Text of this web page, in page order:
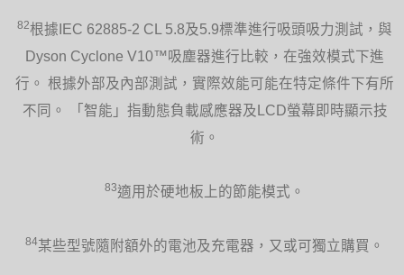
82根據IEC 62885-2 CL 5.8及5.9標準進行吸頭吸力測試，與
Dyson Cyclone V10™吸塵器進行比較，在強效模式下進
行。 根據外部及內部測試，實際效能可能在特定條件下有所
不同。 「智能」指動態負載感應器及LCD螢幕即時顯示技
術。
83適用於硬地板上的節能模式。
84某些型號隨附額外的電池及充電器，又或可獨立購買。